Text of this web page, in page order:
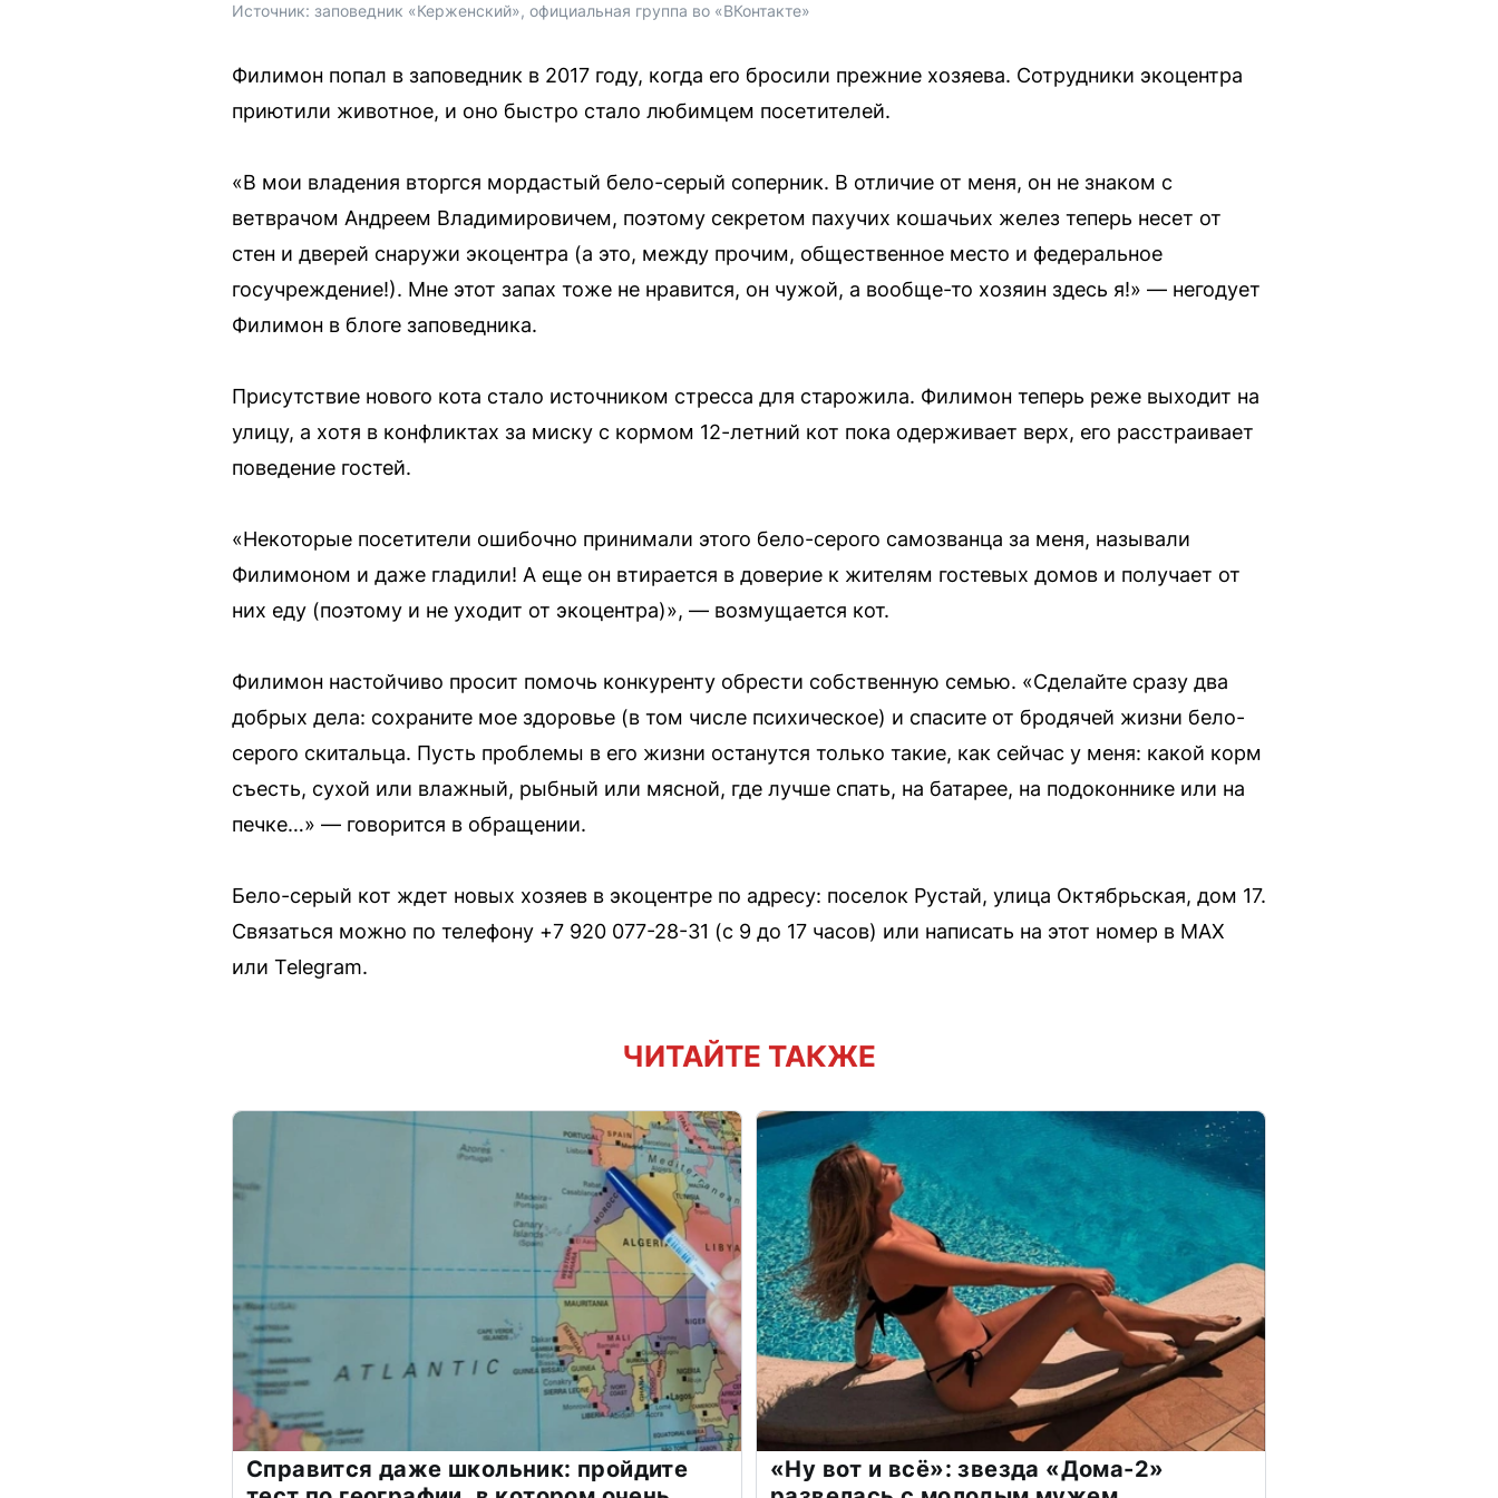
Источник: заповедник «Керженский», официальная группа во «ВКонтакте»
Филимон попал в заповедник в 2017 году, когда его бросили прежние хозяева. Сотрудники экоцентра
приютили животное, и оно быстро стало любимцем посетителей.
«В мои владения вторгся мордастый бело-серый соперник. В отличие от меня, он не знаком с
ветврачом Андреем Владимировичем, поэтому секретом пахучих кошачьих желез теперь несет от
стен и дверей снаружи экоцентра (а это, между прочим, общественное место и федеральное
госучреждение!). Мне этот запах тоже не нравится, он чужой, а вообще-то хозяин здесь я!» — негодует
Филимон в блоге заповедника.
Присутствие нового кота стало источником стресса для старожила. Филимон теперь реже выходит на
улицу, а хотя в конфликтах за миску с кормом 12-летний кот пока одерживает верх, его расстраивает
поведение гостей.
«Некоторые посетители ошибочно принимали этого бело-серого самозванца за меня, называли
Филимоном и даже гладили! А еще он втирается в доверие к жителям гостевых домов и получает от
них еду (поэтому и не уходит от экоцентра)», — возмущается кот.
Филимон настойчиво просит помочь конкуренту обрести собственную семью. «Сделайте сразу два
добрых дела: сохраните мое здоровье (в том числе психическое) и спасите от бродячей жизни бело-
серого скитальца. Пусть проблемы в его жизни останутся только такие, как сейчас у меня: какой корм
съесть, сухой или влажный, рыбный или мясной, где лучше спать, на батарее, на подоконнике или на
печке…» — говорится в обращении.
Бело-серый кот ждет новых хозяев в экоцентре по адресу: поселок Рустай, улица Октябрьская, дом 17.
Связаться можно по телефону +7 920 077-28-31 (с 9 до 17 часов) или написать на этот номер в МАХ
или Telegram.
ЧИТАЙТЕ ТАКЖЕ
Справится даже школьник: пройдите
«Ну вот и всё»: звезда «Дома-2»